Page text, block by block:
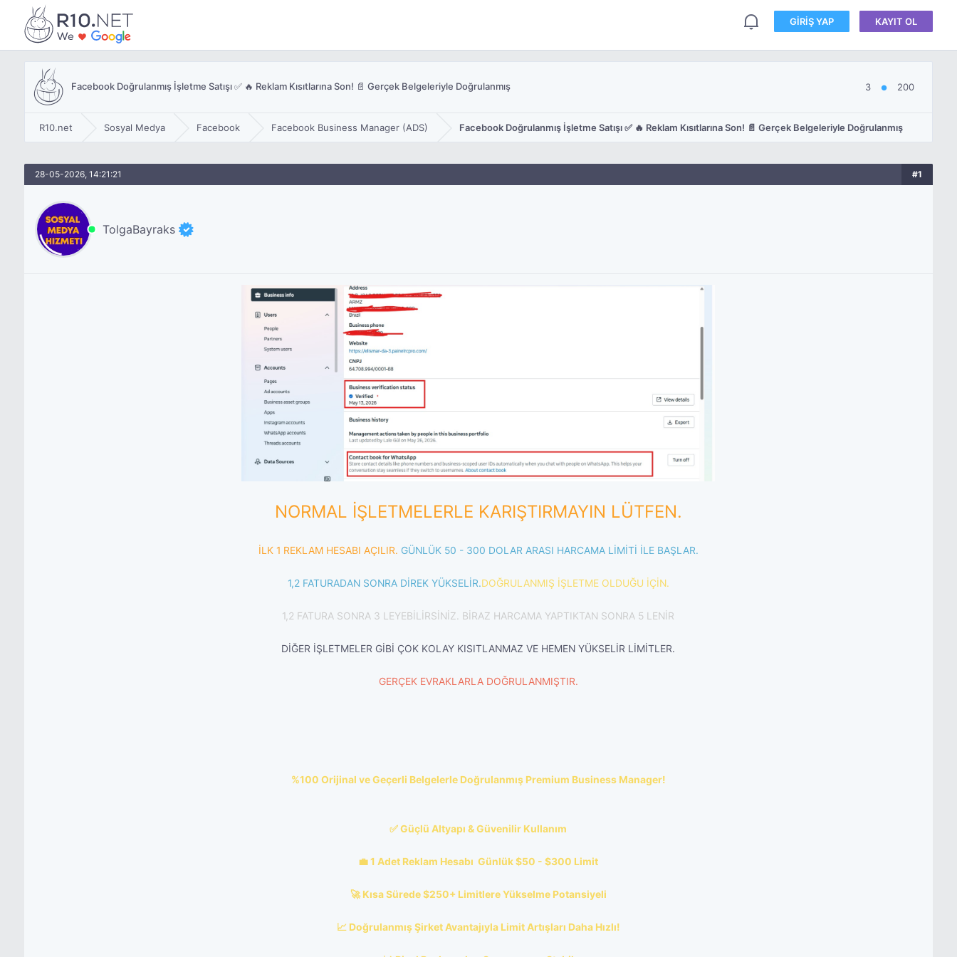
GIRIŞ YAP KAYIT OL
Facebook Doğrulanmış İşletme Satışı ✅ 🔥 Reklam Kısıtlarına Son! 📄 Gerçek Belgeleriyle Doğrulanmış 3 ● 200
R10.net Sosyal Medya Facebook Facebook Business Manager (ADS) Facebook Doğrulanmış İşletme Satışı ✅ 🔥 Reklam Kısıtlarına Son! 📄 Gerçek Belgeleriyle Doğrulanmış
28-05-2026, 14:21:21 #1
TolgaBayraks
NORMAL İŞLETMELERLE KARIŞTIRMAYIN LÜTFEN.
İLK 1 REKLAM HESABI AÇILIR. GÜNLÜK 50 - 300 DOLAR ARASI HARCAMA LİMİTİ İLE BAŞLAR.
1,2 FATURADAN SONRA DİREK YÜKSELİR.DOĞRULANMIŞ İŞLETME OLDUĞU İÇİN.
1,2 FATURA SONRA 3 LEYEBİLİRSİNİZ. BİRAZ HARCAMA YAPTIKTAN SONRA 5 LENİR
DİĞER İŞLETMELER GİBİ ÇOK KOLAY KISITLANMAZ VE HEMEN YÜKSELİR LİMİTLER.
GERÇEK EVRAKLARLA DOĞRULANMIŞTIR.
%100 Orijinal ve Geçerli Belgelerle Doğrulanmış Premium Business Manager!
✅ Güçlü Altyapı & Güvenilir Kullanım
💼 1 Adet Reklam Hesabı  Günlük $50 -$300 Limit
🚀 Kısa Sürede $250+ Limitlere Yükselme Potansiyeli
📈 Doğrulanmış Şirket Avantajıyla Limit Artışları Daha Hızlı!